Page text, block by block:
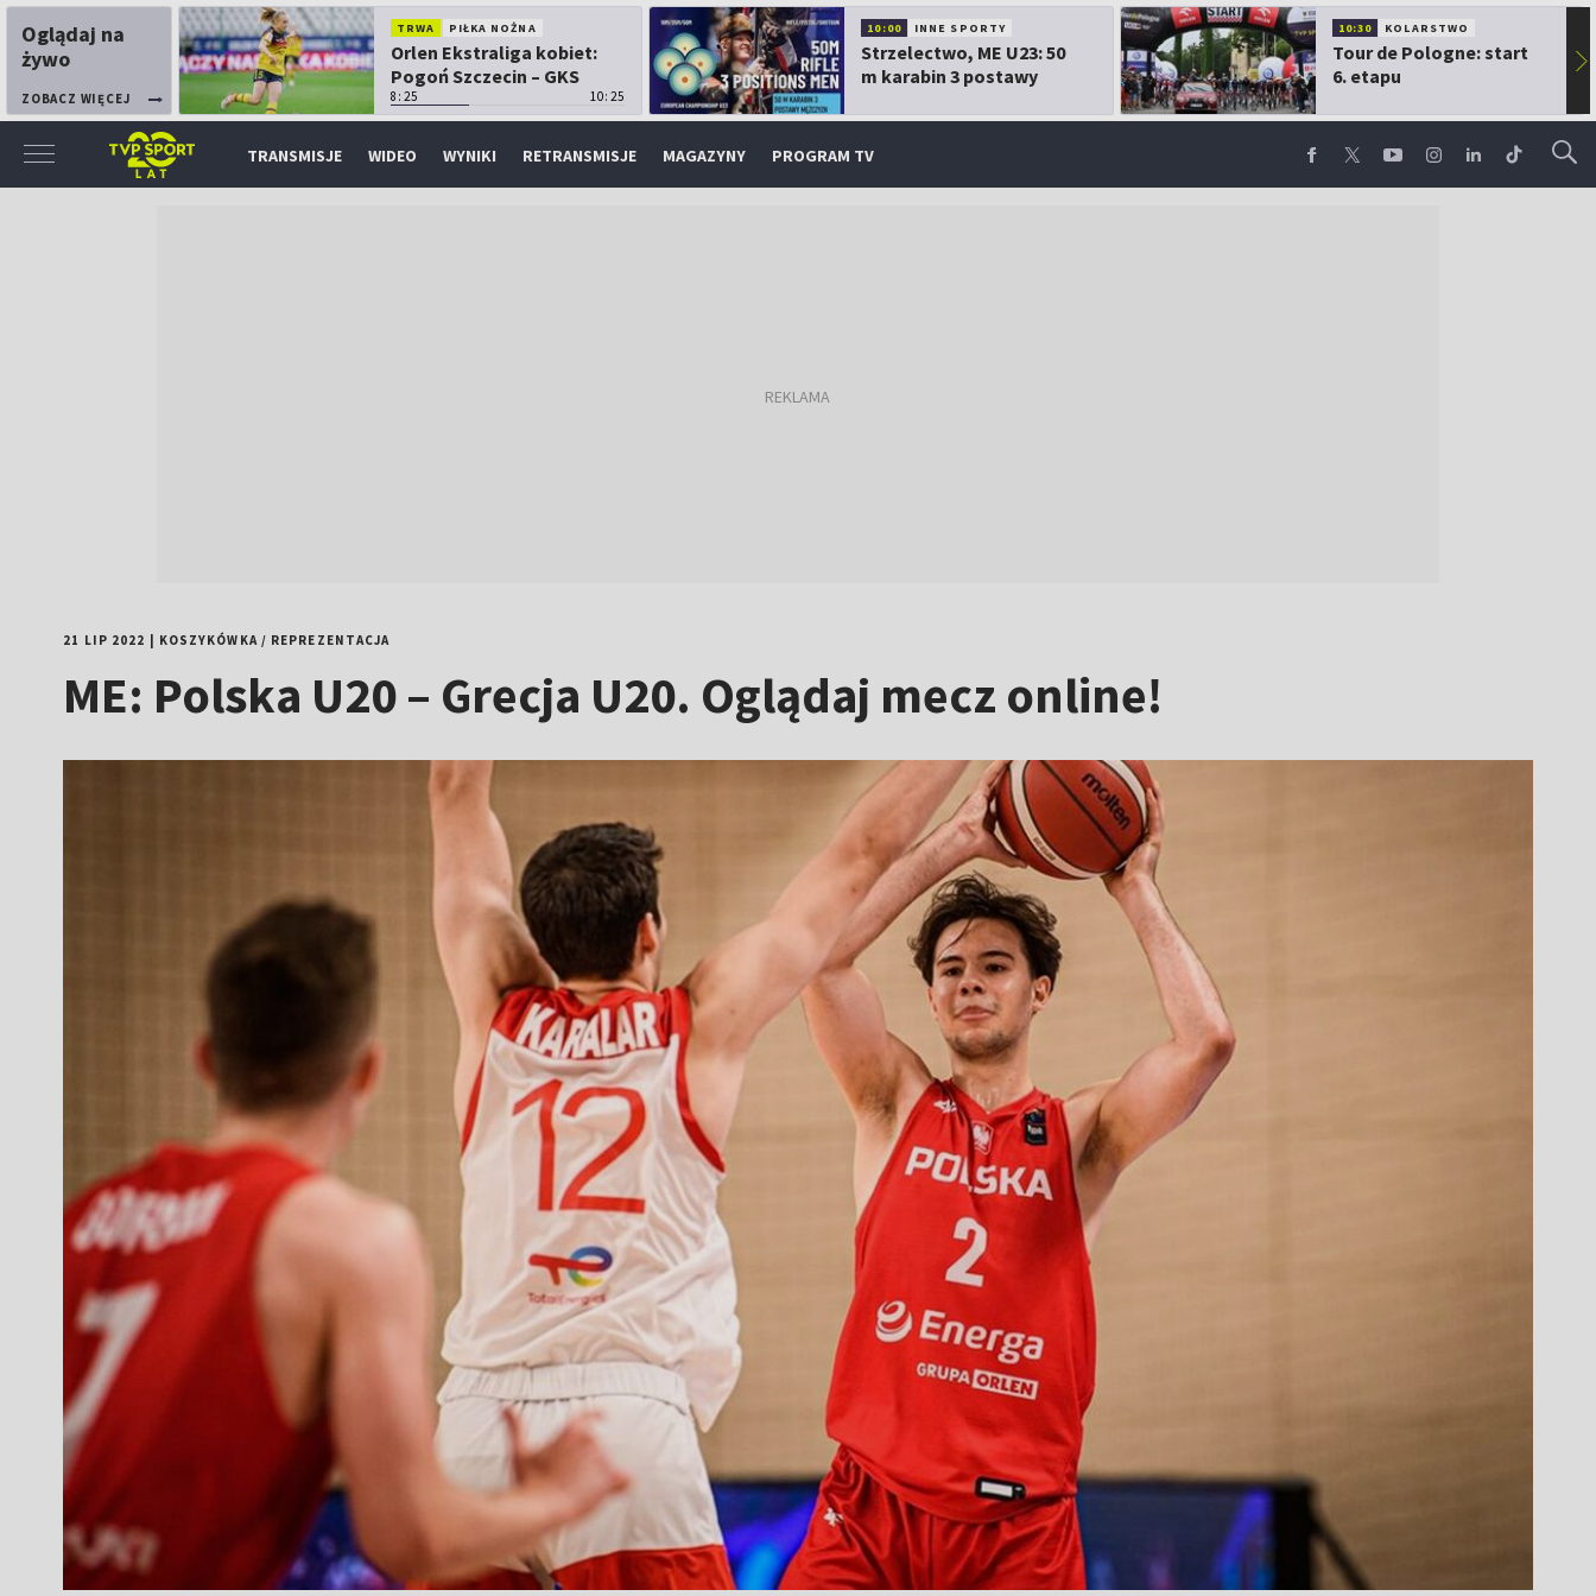
Oglądaj na
żywo
ZOBACZ WIĘCEJ
TRWA PIŁKA NOŻNA
Orlen Ekstraliga kobiet:
Pogoń Szczecin – GKS
Górnik Łęczna
8:25 10:25
10:00 INNE SPORTY
Strzelectwo, ME U23: 50
m karabin 3 postawy
10:30 KOLARSTWO
Tour de Pologne: start
6. etapu
▶
TRANSMISJE WIDEO WYNIKI RETRANSMISJE MAGAZYNY PROGRAM TV
21 LIP 2022 KOSZYKÓWKA/ REPREZENTACJA
ME: Polska U20 – Grecja U20. Oglądaj mecz online!